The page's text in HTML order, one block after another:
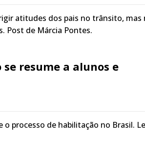
atitudes dos pais no trânsito, mas
Post de Márcia Pontes.
resume a alunos e
processo de habilitação no Brasil.